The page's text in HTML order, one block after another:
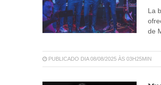
La
de
PUBLICADO DIA 08/08/2025 ÀS 03H25MIN